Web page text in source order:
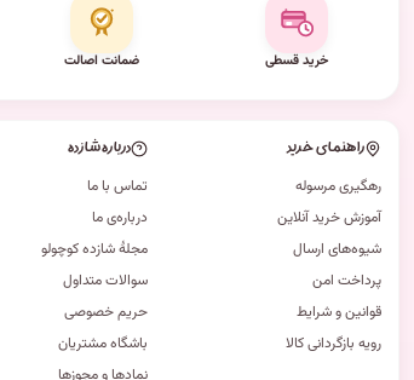
خرید قسطی ضمانت اصالت
راهنمای خرید
رهگیری مرسوله
آموزش خرید آنلاین
شیوه‌های ارسال
پرداخت امن
قوانین و شرایط
رویه بازگردانی کالا
درباره شازده
تماس با ما
درباره‌ی ما
مجلهٔ شازده کوچولو
سوالات متداول
حریم خصوصی
باشگاه مشتریان
نمادها و مجوزها